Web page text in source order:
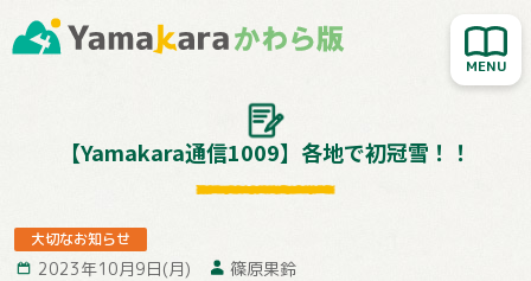
新着記事を読む
Yamakara登山教室
行ってきました！
【Yamakara通信1009】各地で初冠雪！！
大切なお知らせ
2023年10月9日(月) 篠原果鈴